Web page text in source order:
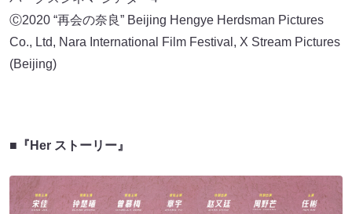
Ⓒ2020 “再会の奈良” Beijing Hengye Herdsman Pictures
Co., Ltd, Nara International Film Festival, X Stream Pictures
(Beijing)
■『Her ストーリー』